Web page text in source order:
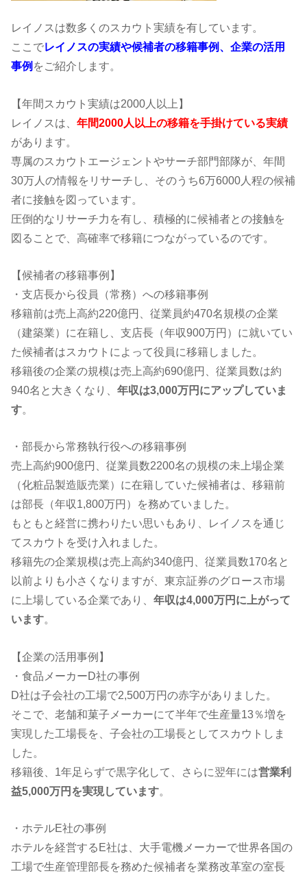
レイノスは数多くのスカウト実績を有しています。
ここでレイノスの実績や候補者の移籍事例、企業の活用
事例 をご紹介します。
【年間スカウト実績は2000人以上】
レイノスは、年間2000人以上の移籍を手掛けている実績
があります。
専属のスカウトエージェントやサーチ部門部隊が、年間
30万人の情報をリサーチし、そのうち6万6000人程の候補
者に接触を図っています。
圧倒的なリサーチ力を有し、積極的に候補者との接触を
図ることで、高確率で移籍につながっているのです。
【候補者の移籍事例】
・支店長から役員（常務）への移籍事例
移籍前は売上高約220億円、従業員約470名規模の企業
（建築業）に在籍し、支店長（年収900万円）に就いてい
た候補者はスカウトによって役員に移籍しました。
移籍後の企業の規模は売上高約690億円、従業員数は約
940名と大きくなり、年収は3,000万円にアップしていま
す。
・部長から常務執行役への移籍事例
売上高約900億円、従業員数2200名の規模の未上場企業
（化粧品製造販売業）に在籍していた候補者は、移籍前
は部長（年収1,800万円）を務めていました。
もともと経営に携わりたい思いもあり、レイノスを通じ
てスカウトを受け入れました。
移籍先の企業規模は売上高約340億円、従業員数170名と
以前よりも小さくなりますが、東京証券のグロース市場
に上場している企業であり、年収は4,000万円に上がって
います。
【企業の活用事例】
・食品メーカーD社の事例
D社は子会社の工場で2,500万円の赤字がありました。
そこで、老舗和菓子メーカーにて半年で生産量13％増を
実現した工場長を、子会社の工場長としてスカウトしま
した。
移籍後、1年足らずで黒字化して、さらに翌年には営業利
益5,000万円を実現しています。
・ホテルE社の事例
ホテルを経営するE社は、大手電機メーカーで世界各国の
工場で生産管理部長を務めた候補者を業務改革室の室長